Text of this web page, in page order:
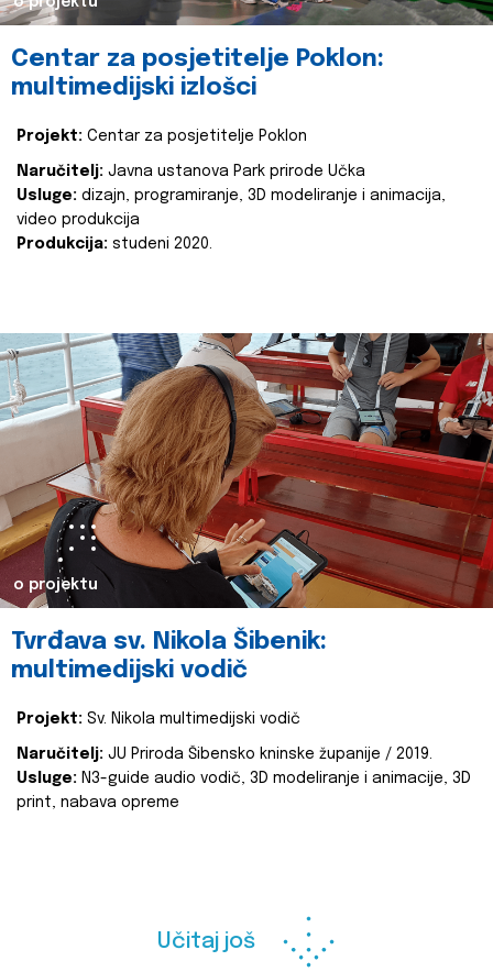
Centar za posjetitelje Poklon:
multimedijski izlošci
Projekt: Centar za posjetitelje Poklon
Naručitelj: Javna ustanova Park prirode Učka
Usluge: dizajn, programiranje, 3D modeliranje i animacija,
video produkcija
Produkcija: studeni 2020.
o projektu
Tvrđava sv. Nikola Šibenik:
multimedijski vodič
Projekt: Sv. Nikola multimedijski vodič
Naručitelj: JU Priroda Šibensko kninske županije / 2019.
Usluge: N3-guide audio vodič, 3D modeliranje i animacije, 3D
print, nabava opreme
Učitaj još